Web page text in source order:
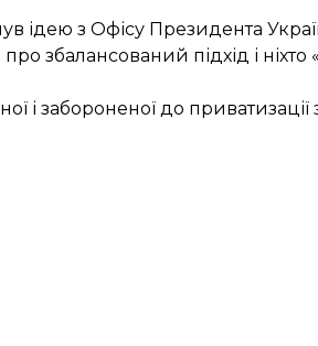
з Офісу Президента
збалансований підхід і ніхто
і забороненої до